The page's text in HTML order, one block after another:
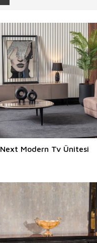
Next Modern Tv Ünitesi